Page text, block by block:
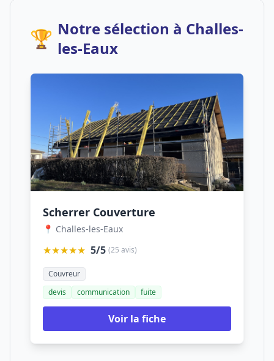
🏆 Notre sélection à Challes-
les-Eaux
Scherrer Couverture
📍 Challes-les-Eaux
★★★★★ 5/5 (25 avis)
Couvreur
devis
communication fuite
Voir la fiche